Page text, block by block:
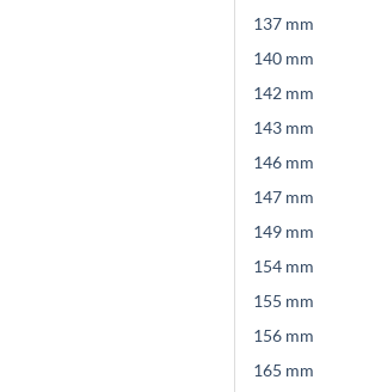
137 mm
140 mm
142 mm
143 mm
146 mm
147 mm
149 mm
154 mm
155 mm
156 mm
165 mm